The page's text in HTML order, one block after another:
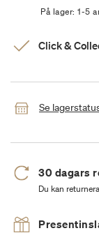
På lager: 1-5
Click &
Se
30 dagars
Du kan